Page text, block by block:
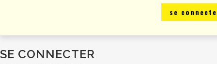
se
SE CONNECTER